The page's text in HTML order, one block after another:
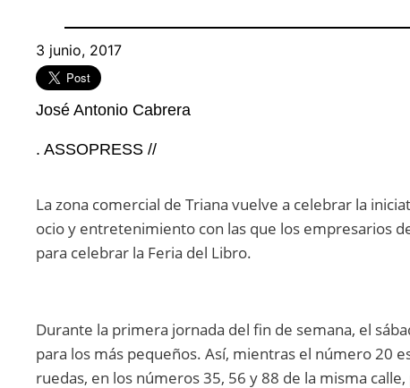
3 junio, 2017
José Antonio Cabrera​
. ASSOPRESS //
La zona comercial de Triana vuelve a celebrar la
ocio y entretenimiento con las que los empresarios
para celebrar la Feria del Libro.
Durante la primera jornada del fin de semana, el
para los más pequeños. Así, mientras el número 20
ruedas, en los números 35, 56 y 88 de la misma